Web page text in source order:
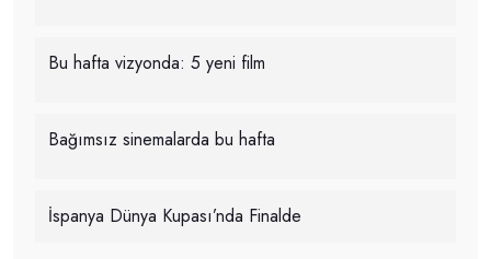
Bu hafta vizyonda: 5 yeni film
Bağımsız sinemalarda bu hafta
İspanya Dünya Kupası’nda Finalde